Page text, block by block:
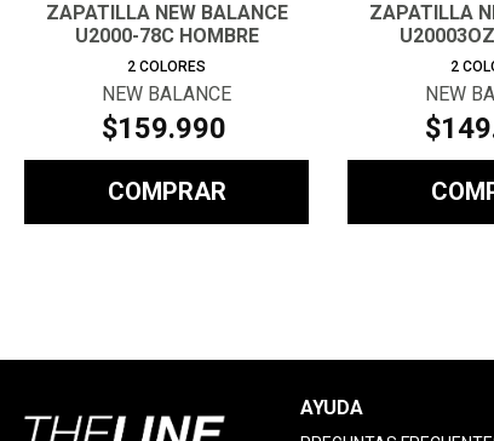
ZAPATILLA NEW BALANCE
U2000-78C HOMBRE
2 COLORES
NEW BALANCE
$159.990
COMPRAR
ZAPATILLA
2
NEW
$149
AYUDA